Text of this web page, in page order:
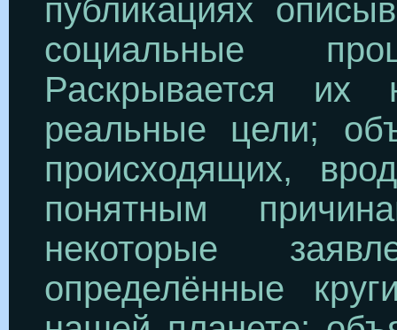
публикациях
социальные
Раскрывается
реальные цели;
происходящих,
понятным
некоторые
определённые